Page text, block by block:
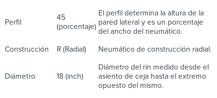
Perfil
45
(porcentaje)
El perfil determina la altura de la
pared lateral y es un porcentaje
del ancho del neumático.
Construcción R (Radial) Neumático de construcción radial.
Diámetro 18 (inch)
Diámetro del rin medido desde el
asiento de ceja hasta el extremo
opuesto del mismo.